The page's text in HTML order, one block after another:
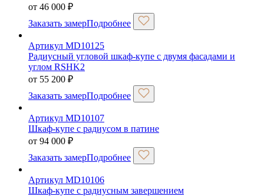
от 46 000 ₽
Заказать замерПодробнее
Артикул MD10125
Радиусный угловой шкаф-купе с двумя фасадами и
углом RSHK2
от 55 200 ₽
Заказать замерПодробнее
Артикул MD10107
Шкаф-купе с радиусом в патине
от 94 000 ₽
Заказать замерПодробнее
Артикул MD10106
Шкаф-купе с радиусным завершением